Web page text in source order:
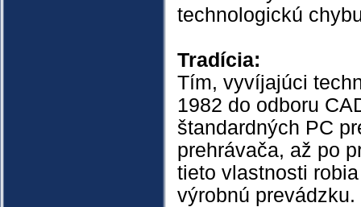
technologickú
Tradícia:
Tím, vyvíjajúci
1982 do odboru
štandardných PC
prehrávača, až po
tieto vlastnosti
výrobnú prevádzku.